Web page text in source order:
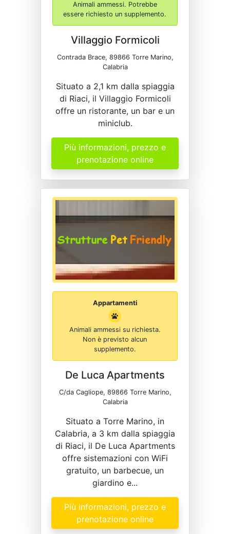
Animali ammessi. Potrebbe
essere richiesto un supplemento.
Villaggio Formicoli
Contrada Brace, 89866 Torre Marino,
Calabria
Situato a 2,1 km dalla spiaggia
di Riaci, il Villaggio Formicoli
offre un ristorante, un bar e un
miniclub.
Più informazioni, prezzo e
prenotazione online
Appartamenti
Animali ammessi su richiesta.
Non è previsto alcun
supplemento.
De Luca Apartments
C/da Cagliope, 89866 Torre Marino,
Calabria
Situato a Torre Marino, in
Calabria, a 3 km dalla spiaggia
di Riaci, il De Luca Apartments
offre sistemazioni con WiFi
gratuito, un barbecue, un
giardino e...
Più informazioni, prezzo e
prenotazione online